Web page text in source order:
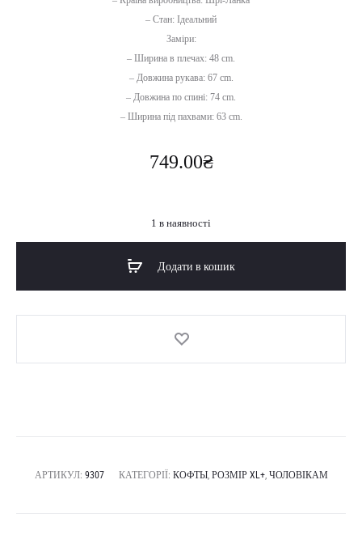
– Стан: Ідеальний
Заміри:
– Ширина в плечах: 48 cm.
– Довжина рукава: 67 cm.
– Довжина по спині: 74 cm.
– Ширина під пахвами: 63 cm.
749.00₴
1 в наявності
Додати в кошик
АРТИКУЛ: 9307 КАТЕГОРІЇ: КОФТЫ, РОЗМІР XL+, ЧОЛОВІКАМ